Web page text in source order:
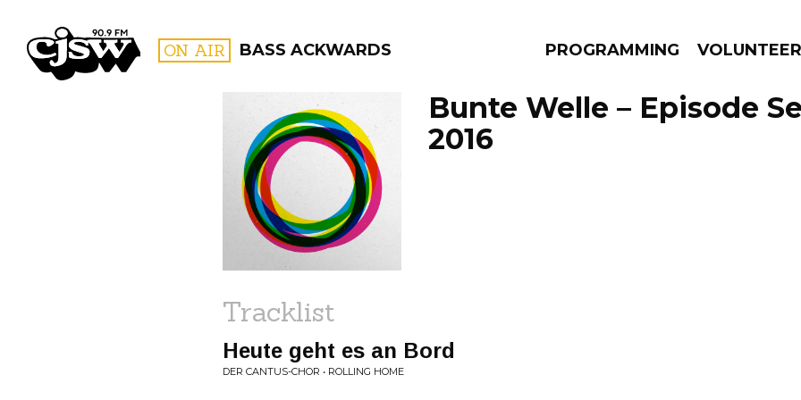
CJSW ON AIR BASS ACKWARDS PROGRAMMING VOLUNTEER
FILTER BY:
PROGRAMS
Bunte Welle – Episode
2016
Tracklist
Heute geht es an Bord
DER CANTUS-CHOR • ROLLING HOME